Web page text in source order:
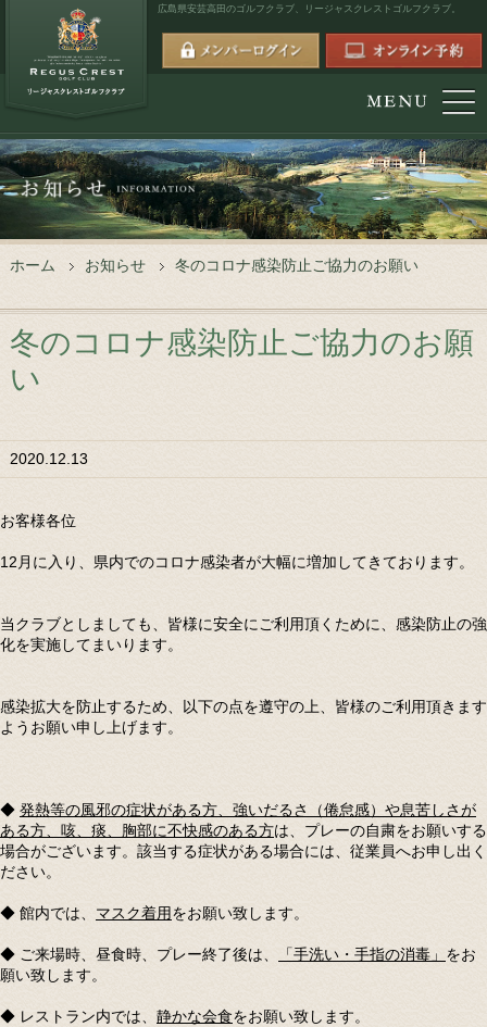
広島県安芸高田のゴルフクラブ、 リージャスクレストゴルフクラブ。
ホーム お知らせ 冬のコロナ感染防止ご協力のお願い
冬のコロナ感染防止ご協力のお願
い
2020.12.13
お客様各位
12月に入り、県内でのコロナ感染者が大幅に増加してきております。
当クラブとしましても、皆様に安全にご利用頂くために、感染防止の強
化を実施してまいります。
感染拡大を防止するため、以下の点を遵守の上、皆様のご利用頂きます
ようお願い申し上げます。
◆ 発熱等の風邪の症状がある方、強いだるさ（倦怠感）や息苦しさが
ある方、咳、痰、胸部に不快感のある方は、プレーの自粛をお願いする
場合がございます。該当する症状がある場合には、従業員へお申し出く
ださい。
◆ 館内では、 マスク着用をお願い致します。
◆ ご来場時、昼食時、プレー終了後は、 「手洗い・手指の消毒」 をお
願い致します。
◆ レストラン内では、 静かな会食をお願い致します。